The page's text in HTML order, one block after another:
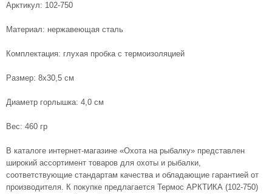
Арктикул: 102-750
Материал: нержавеющая сталь
Комплектация: глухая пробка с термоизоляцией
Размер: 8х30,5 см
Диаметр горлышка: 4,0 см
Вес: 460 гр
В каталоге интернет-магазине «Охота на рыбалку» представлен
широкий ассортимент товаров для охоты и рыбалки,
соответствующие стандартам качества и обладающие гарантией от
производителя. К покупке предлагается Термос АРКТИКА (102-750)